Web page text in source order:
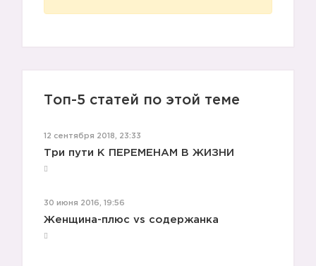
Топ-5 статей по этой теме
12 сентября 2018, 23:33
Три пути К ПЕРЕМЕНАМ В ЖИЗНИ
30 июня 2016, 19:56
Женщина-плюс vs содержанка